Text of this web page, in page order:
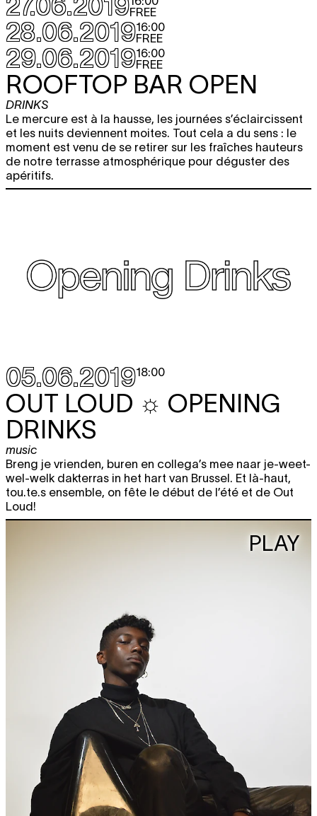
27.06.2019FREE
28.06.201916:00
FREE
29.06.201916:00
FREE
ROOFTOP BAR OPEN
DRINKS
Le mercure est à la hausse, les journées s’éclaircissent
et les nuits deviennent moites. Tout cela a du sens : le
moment est venu de se retirer sur les fraîches hauteurs
de notre terrasse atmosphérique pour déguster des
apéritifs.
05.06.201918:00
OUT LOUD ☼ OPENING
DRINKS
music
Breng je vrienden, buren en collega’s mee naar je-weet-
wel-welk dakterras in het hart van Brussel. Et là-haut,
tou.te.s ensemble, on fête le début de l’été et de Out
Loud!
PLAY